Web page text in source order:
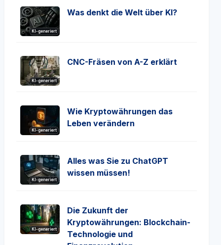
KI-generiert
Was denkt die Welt über KI?
KI-generiert
CNC-Fräsen von A-Z erklärt
KI-generiert
Wie Kryptowährungen das
Leben verändern
KI-generiert
Alles was Sie zu ChatGPT
wissen müssen!
KI-generiert
Die Zukunft der
Kryptowährungen: Blockchain-
Technologie und